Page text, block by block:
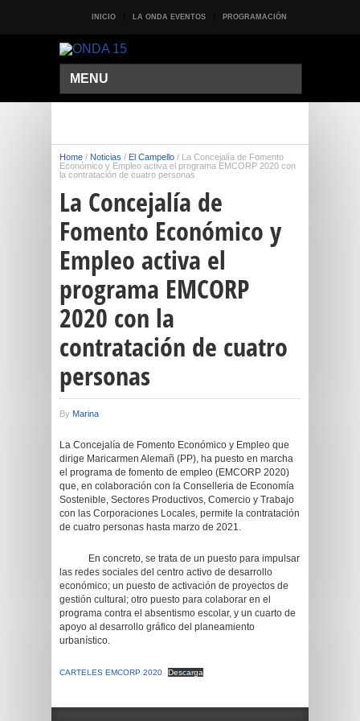
INICIO LA ONDA EVENTOS PROGRAMACIÓN
MENU
Home / Noticias / El Campello / La Concejalía de Fomento
Económico y Empleo activa el programa EMCORP 2020 con
la contratación de cuatro personas
La Concejalía de
Fomento Económico y
Empleo activa el
programa EMCORP
2020 con la
contratación de cuatro
personas
By Marina
La Concejalía de Fomento Económico y Empleo que
dirige Maricarmen Alemañ (PP), ha puesto en marcha
el programa de fomento de empleo (EMCORP 2020)
que, en colaboración con la Conselleria de Economía
Sostenible, Sectores Productivos, Comercio y Trabajo
con las Corporaciones Locales, permite la contratación
de cuatro personas hasta marzo de 2021.
En concreto, se trata de un puesto para impulsar
las redes sociales del centro activo de desarrollo
económico; un puesto de activación de proyectos de
gestión cultural; otro puesto para colaborar en el
programa contra el absentismo escolar, y un cuarto de
apoyo al desarrollo gráfico del planeamiento
urbanístico.
CARTELES EMCORP 2020 Descarga